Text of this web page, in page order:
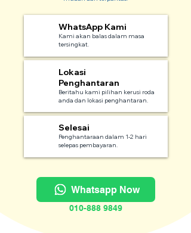
WhatsApp Kami
Kami akan balas dalam masa
tersingkat.
Lokasi
Penghantaran
Beritahu kami pilihan kerusi roda
anda dan lokasi penghantaran.
Selesai
Penghantaraan dalam 1-2 hari
selepas pembayaran.
Whatsapp Now
010-888 9849